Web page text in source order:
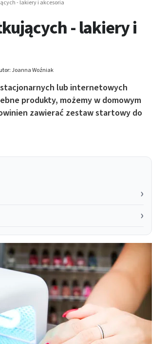
- lakiery i akcesoria
- lakiery i
Joanna Woźniak
lub internetowych
produkty, możemy w domowym
zawierać zestaw startowy do